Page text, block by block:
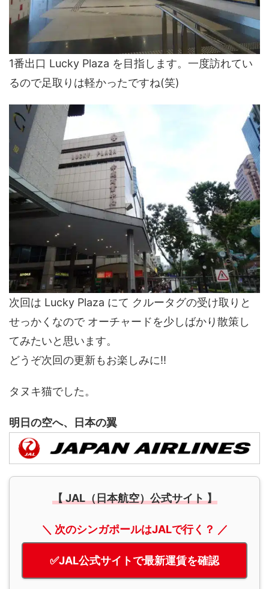
1番出口 Lucky Plaza を目指します。一度訪れてい
るので足取りは軽かったですね(笑)
次回は Lucky Plaza にて クルータグの受け取りと
せっかくなので オーチャードを少しばかり散策し
てみたいと思います。
どうぞ次回の更新もお楽しみに!!
タヌキ猫でした。
明日の空へ、日本の翼
【 JAL（日本航空）公式サイト 】
＼ 次のシンガポールはJALで行く？ ／
✅JAL公式サイトで最新運賃を確認